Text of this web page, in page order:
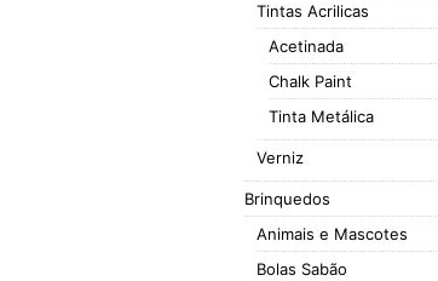
Tintas Acrilicas
Acetinada
Chalk Paint
Tinta Metálica
Verniz
Brinquedos
Animais e Mascotes
Bolas Sabão